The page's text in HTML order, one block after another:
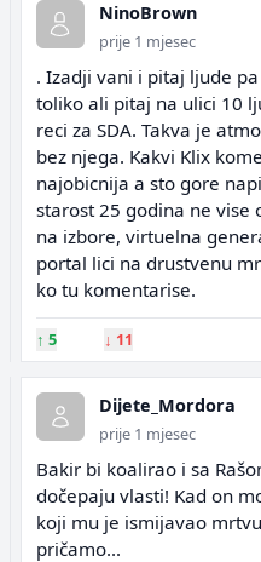
NinoBrown
prije 1 mjesec
. Izadji vani i pitaj ljude
toliko ali pitaj na ulici 10
reci za SDA. Takva je
bez njega. Kakvi Klix
najobicnija a sto gore
starost 25 godina ne vise
na izbore, virtuelna
portal lici na drustvenu
ko tu komentarise.
↑ 5 ↓ 11
Dijete_Mordora
prije 1 mjesec
Bakir bi koalirao i sa
dočepaju vlasti! Kad on
koji mu je ismijavao
pričamo...